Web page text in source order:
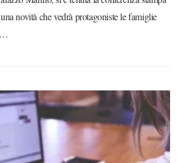
novità che vedrà protagoniste le famiglie